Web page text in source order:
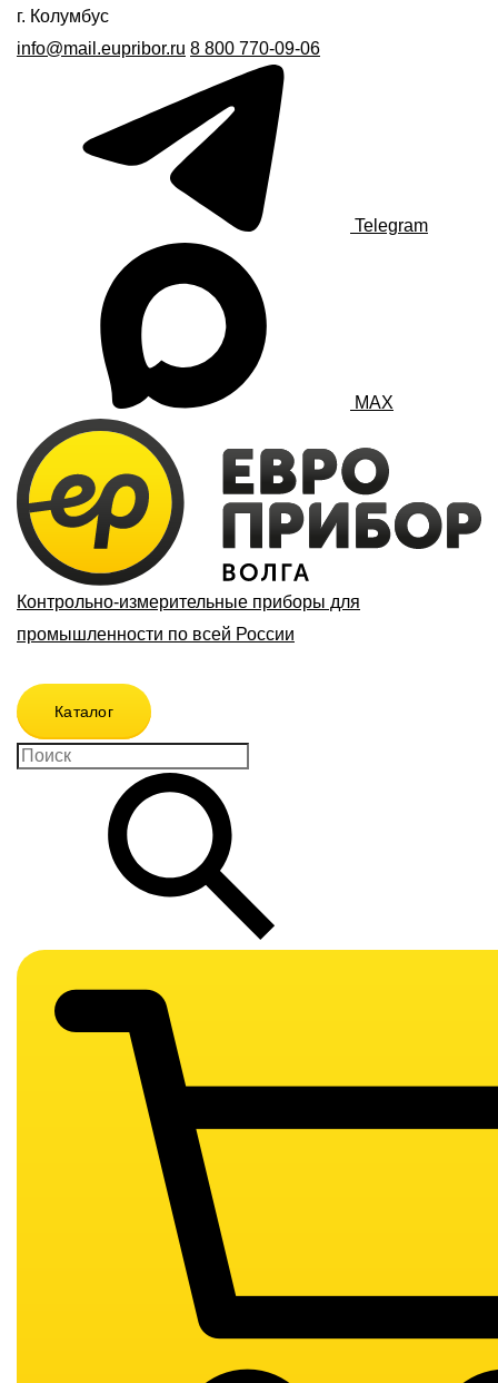
г. Колумбус
info@mail.eupribor.ru 8 800 770-09-06
Telegram
MAX
Контрольно-измерительные приборы для
промышленности по всей России
Каталог